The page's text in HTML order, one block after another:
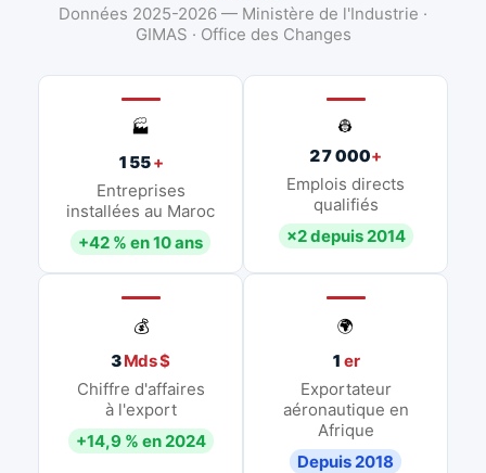
Données 2025-2026 — Ministère de l'Industrie ·
GIMAS · Office des Changes
🏭
155+
Entreprises
installées au Maroc
+42 % en 10 ans
👷
27 000+
Emplois directs
qualifiés
×2 depuis 2014
💰
3Mds $
Chiffre d'affaires
à l'export
+14,9 % en 2024
🌍
1 er
Exportateur
aéronautique en
Afrique
Depuis 2018